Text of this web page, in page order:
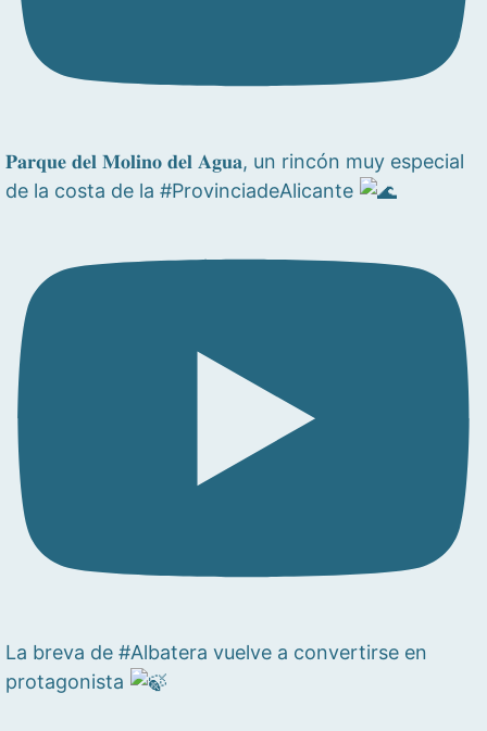
𝐏𝐚𝐫𝐪𝐮𝐞 𝐝𝐞𝐥 𝐌𝐨𝐥𝐢𝐧𝐨 𝐝𝐞𝐥 𝐀𝐠𝐮𝐚, un rincón muy especial
de la costa de la #ProvinciadeAlicante
La breva de #Albatera vuelve a convertirse en
protagonista